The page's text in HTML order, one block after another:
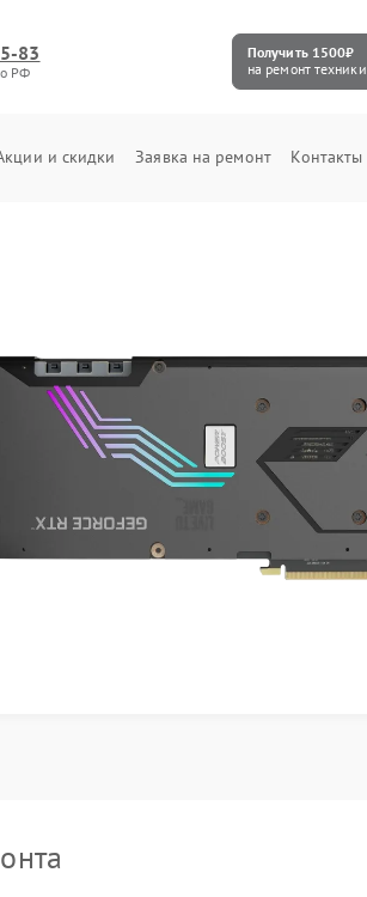
83
РФ
Получить 1500₽
на ремонт техники
и скидки Заявка на ремонт Контакты